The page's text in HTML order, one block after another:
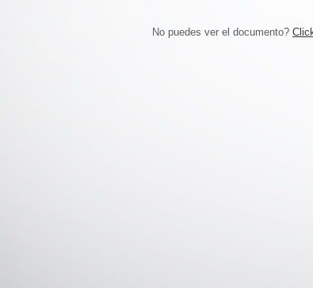
No puedes ver el documento?